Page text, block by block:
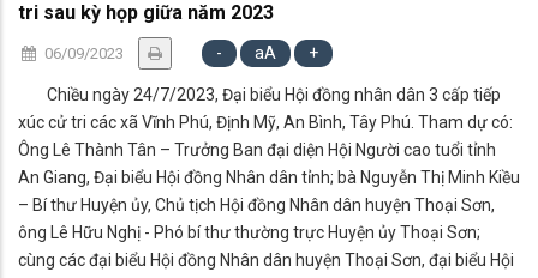
tri sau kỳ họp giữa năm 2023
06/09/2023 - aA +
Chiều ngày 24/7/2023, Đại biểu Hội đồng nhân dân 3 cấp tiếp
xúc cử tri các xã Vĩnh Phú, Định Mỹ, An Bình, Tây Phú. Tham dự có:
Ông Lê Thành Tân – Trưởng Ban đại diện Hội Người cao tuổi tỉnh
An Giang, Đại biểu Hội đồng Nhân dân tỉnh; bà Nguyễn Thị Minh Kiều
– Bí thư Huyện ủy, Chủ tịch Hội đồng Nhân dân huyện Thoại Sơn,
ông Lê Hữu Nghị - Phó bí thư thường trực Huyện ủy Thoại Sơn;
cùng các đại biểu Hội đồng Nhân dân huyện Thoại Sơn, đại biểu Hội